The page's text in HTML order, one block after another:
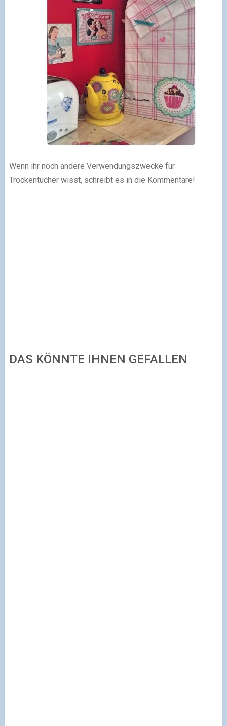
Wenn ihr noch andere Verwendungszwecke für
Trockentücher wisst, schreibt es in die Kommentare!
DAS KÖNNTE IHNEN GEFALLEN